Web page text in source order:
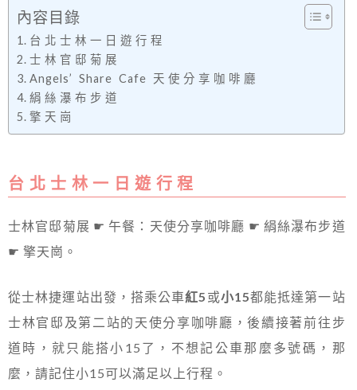
內容目錄
台 北 士 林 一 日 遊 行 程
士 林 官 邸 菊 展
Angels’ Share Cafe 天 使 分 享 咖 啡 廳
絹 絲 瀑 布 步 道
擎 天 崗
台 北 士 林 一 日 遊 行 程
士林官邸菊展 ☛ 午餐：天使分享咖啡廳 ☛ 絹絲瀑布步道
☛ 擎天崗。
從士林捷運站出發，搭乘公車紅5 或小15都能抵達第一站
士林官邸及第二站的天使分享咖啡廳，後續接著前往步
道時，就只能搭小15了，不想記公車那麼多號碼，那
麼，請記住小15可以滿足以上行程。